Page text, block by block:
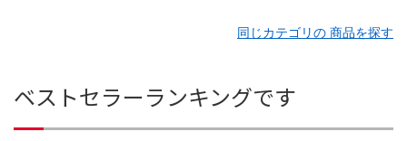
同じカテゴリの 商品を探す
ベストセラーランキングです